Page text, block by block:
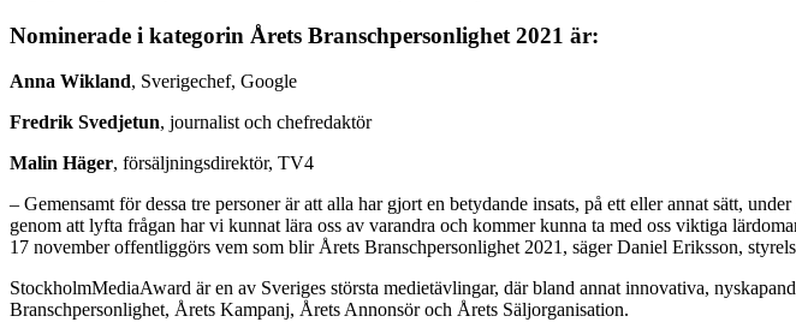
Nominerade i kategorin Årets Branschpersonlighet 2021 är:
Anna Wikland, Sverigechef, Google
Fredrik Svedjetun, journalist och chefredaktör
Malin Häger, försäljningsdirektör, TV4
– Gemensamt för dessa tre personer är att alla har gjort en betydande insats, på ett eller annat sätt,
genom att lyfta frågan har vi kunnat lära oss av varandra och kommer kunna ta med oss viktiga
17 november offentliggörs vem som blir Årets Branschpersonlighet 2021, säger Daniel Eriksson,
StockholmMediaAward är en av Sveriges största medietävlingar, där bland annat innovativa,
Branschpersonlighet, Årets Kampanj, Årets Annonsör och Årets Säljorganisation.